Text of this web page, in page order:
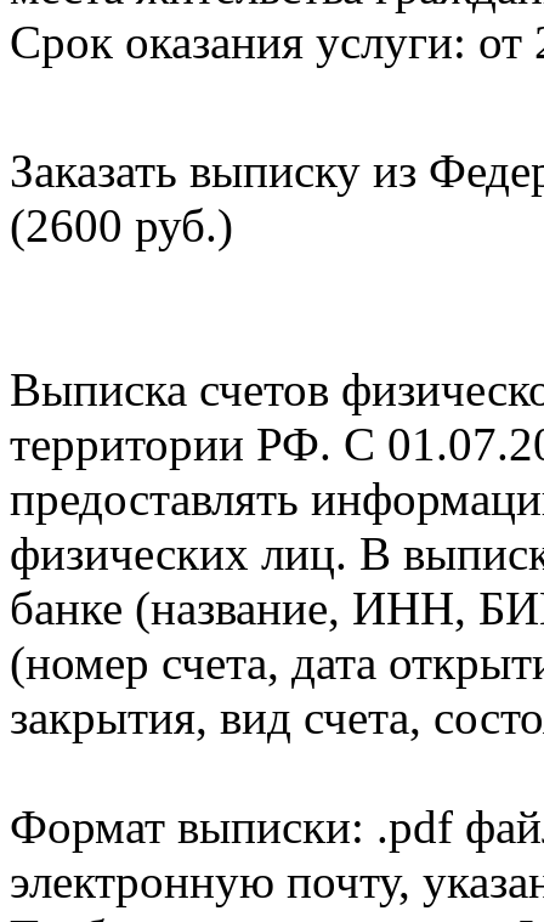
Срок оказания услуги: от
Заказать выписку из
(2600 руб.)
Выписка счетов
территории РФ. С
предоставлять
физических лиц. В
банке (название, ИНН,
(номер счета, дата
закрытия, вид счета,
Формат выписки: .pdf
электронную почту,